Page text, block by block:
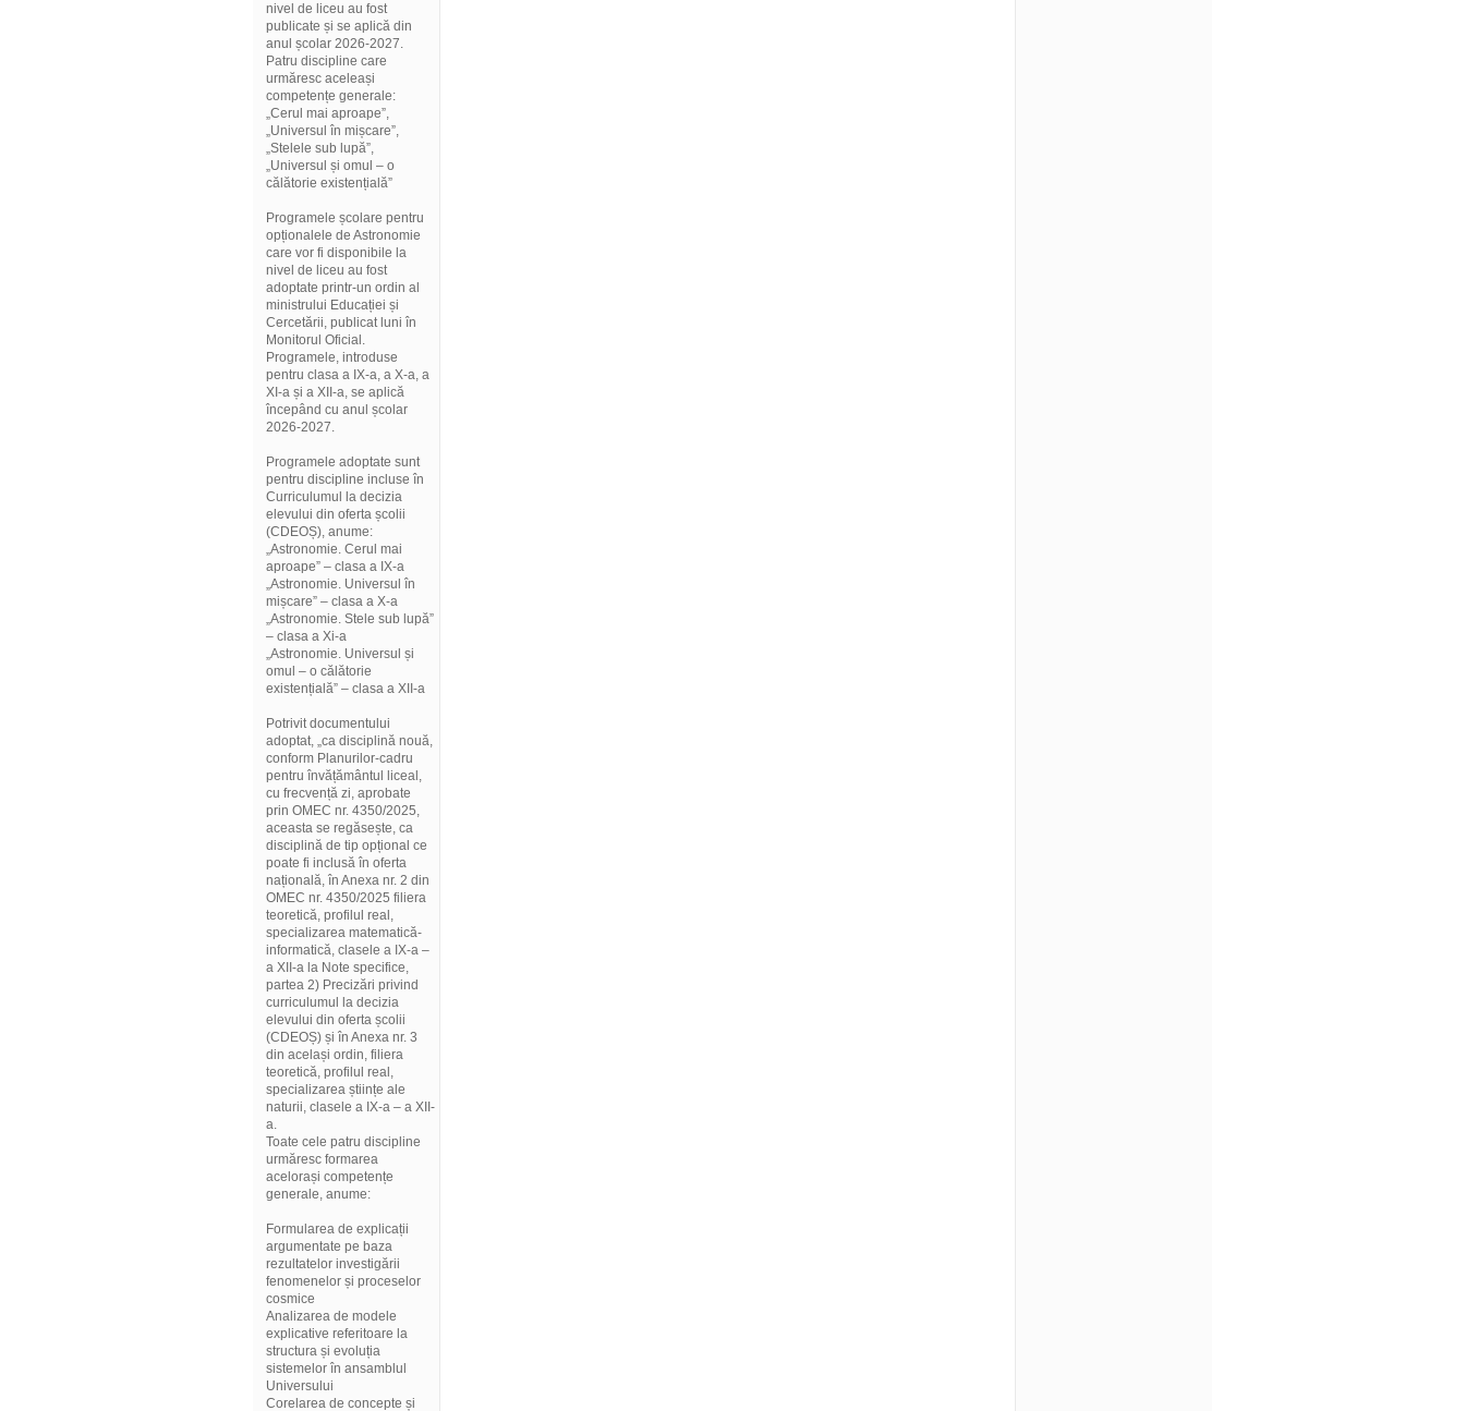
nivel de liceu au fost
publicate și se aplică din
anul școlar 2026-2027.
Patru discipline care
urmăresc aceleași
competențe generale:
„Cerul mai aproape”,
„Universul în mișcare”,
„Stelele sub lupă”,
„Universul și omul – o
călătorie existențială”
Programele școlare pentru
opționalele de Astronomie
care vor fi disponibile la
nivel de liceu au fost
adoptate printr-un ordin al
ministrului Educației și
Cercetării, publicat luni în
Monitorul Oficial.
Programele, introduse
pentru clasa a IX-a, a X-a, a
XI-a și a XII-a, se aplică
începând cu anul școlar
2026-2027.
Programele adoptate sunt
pentru discipline incluse în
Curriculumul la decizia
elevului din oferta școlii
(CDEOȘ), anume:
„Astronomie. Cerul mai
aproape” – clasa a IX-a
„Astronomie. Universul în
mișcare” – clasa a X-a
„Astronomie. Stele sub lupă”
– clasa a Xi-a
„Astronomie. Universul și
omul – o călătorie
existențială” – clasa a XII-a
Potrivit documentului
adoptat, „ca disciplină nouă,
conform Planurilor-cadru
pentru învățământul liceal,
cu frecvență zi, aprobate
prin OMEC nr. 4350/2025,
aceasta se regăsește, ca
disciplină de tip opțional ce
poate fi inclusă în oferta
națională, în Anexa nr. 2 din
OMEC nr. 4350/2025 filiera
teoretică, profilul real,
specializarea matematică-
informatică, clasele a IX-a –
a XII-a la Note specifice,
partea 2) Precizări privind
curriculumul la decizia
elevului din oferta școlii
(CDEOȘ) și în Anexa nr. 3
din același ordin, filiera
teoretică, profilul real,
specializarea științe ale
naturii, clasele a IX-a – a XII-
a.
Toate cele patru discipline
urmăresc formarea
acelorași competențe
generale, anume:
Formularea de explicații
argumentate pe baza
rezultatelor investigării
fenomenelor și proceselor
cosmice
Analizarea de modele
explicative referitoare la
structura și evoluția
sistemelor în ansamblul
Universului
Corelarea de concepte și